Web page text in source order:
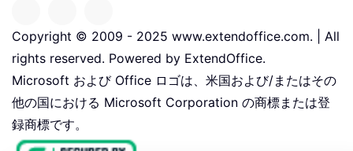
Copyright © 2009 - 2025 www.extendoffice.com. | All
rights reserved. Powered by ExtendOffice.
Microsoft および Office ロゴは、米国および/またはその
他の国における Microsoft Corporation の商標または登
録商標です。